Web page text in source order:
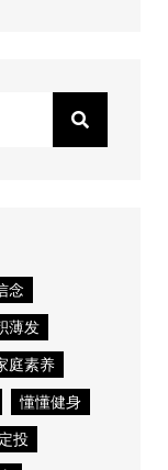
念
薄发
庭素养
懂懂健身
投